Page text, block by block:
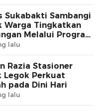
Sukabakti Sambangi
Warga Tingkatkan
Melalui Program
lalu
Razia Stasioner
Legok Perkuat
pada Dini Hari
lalu